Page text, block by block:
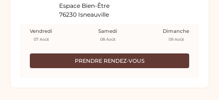
Espace Bien-Être
76230 Isneauville
PRENDRE RENDEZ-VOUS
Vendredi
07 Août
Samedi
08 Août
Dimanche
09 Août